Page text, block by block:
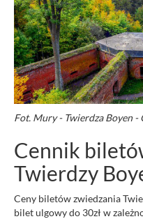
Fot. Mury - Twierdza Boyen -
Cennik
Twierdzy
Ceny biletów zwiedzania
bilet ulgowy do 30zł w